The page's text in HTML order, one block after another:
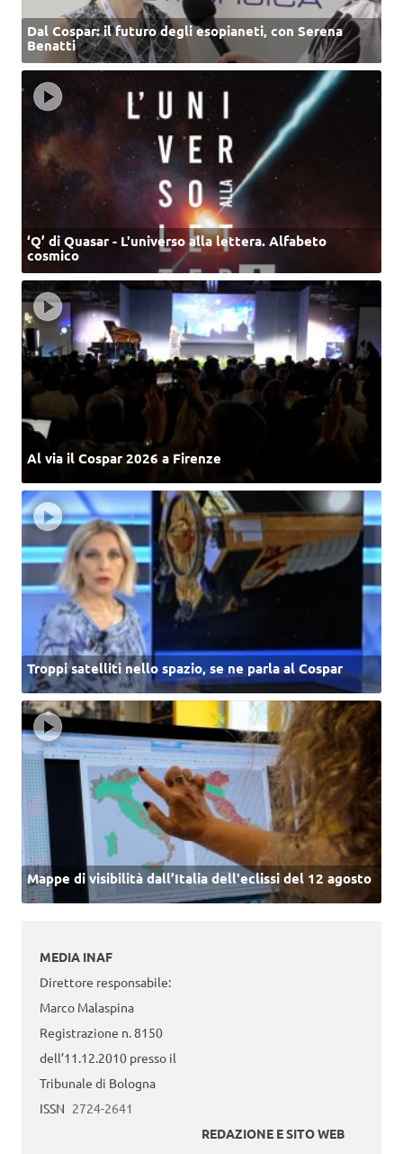
Dal Cospar: il futuro degli esopianeti, con Serena
Benatti
‘Q’ di Quasar - L'universo alla lettera. Alfabeto
cosmico
Al via il Cospar 2026 a Firenze
Troppi satelliti nello spazio, se ne parla al Cospar
Mappe di visibilità dall’Italia dell'eclissi del 12 agosto
MEDIA INAF
Direttore responsabile:
Marco Malaspina
Registrazione n. 8150
dell’11.12.2010 presso il
Tribunale di Bologna
ISSN 2724-2641
REDAZIONE E SITO WEB